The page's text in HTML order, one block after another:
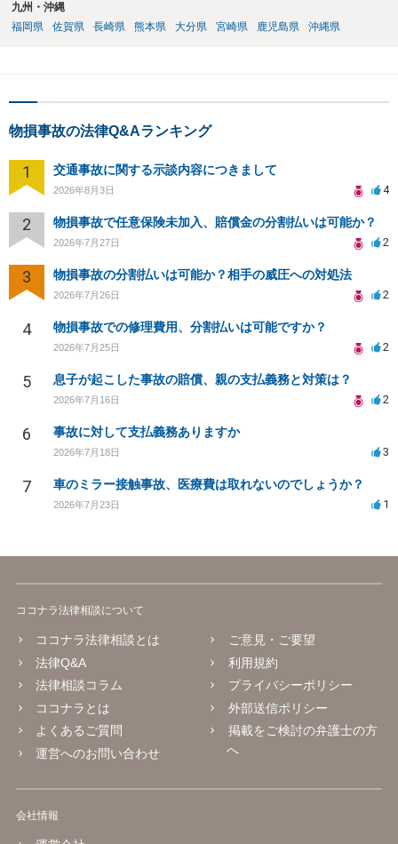
九州・沖縄
福岡県
佐賀県 長崎県 熊本県 大分県 宮崎県 鹿児島県 沖縄県
物損事故の法律Q&Aランキング
1 交通事故に関する示談内容につきまして
2026年8月3日 4
2 物損事故で任意保険未加入、賠償金の分割払いは可能か？
2026年7月27日 2
3 物損事故の分割払いは可能か？相手の威圧への対処法
2026年7月26日 2
4 物損事故での修理費用、分割払いは可能ですか？
2026年7月25日 2
5 息子が起こした事故の賠償、親の支払義務と対策は？
2026年7月16日 2
6 事故に対して支払義務ありますか
2026年7月18日 3
7 車のミラー接触事故、医療費は取れないのでしょうか？
2026年7月23日 1
ココナラ法律相談について
ココナラ法律相談とは
法律Q&A
法律相談コラム
ココナラとは
よくあるご質問
運営へのお問い合わせ
ご意見・ご要望
利用規約
プライバシーポリシー
外部送信ポリシー
掲載をご検討の弁護士の方
へ
会社情報